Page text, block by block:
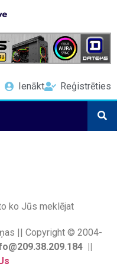
Ienākt Reģistrēties
ko Jūs meklējat
|| Copyright © 2004-
||